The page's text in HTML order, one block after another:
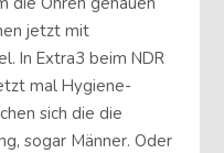
jetzt mit
In Extra3 beim NDR
mal Hygiene-
sich die die
sogar Männer. Oder